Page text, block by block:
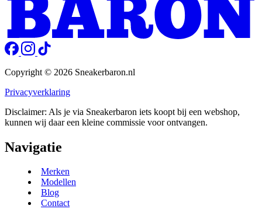
Copyright © 2026 Sneakerbaron.nl
Privacyverklaring
Disclaimer: Als je via Sneakerbaron iets koopt bij een webshop,
kunnen wij daar een kleine commissie voor ontvangen.
Navigatie
Merken
Modellen
Blog
Contact